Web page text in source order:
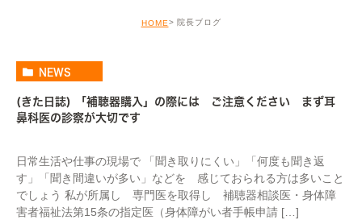
HOME 院長ブログ
NEWS
(きた日誌) 「補聴器購入」の際には ご注意ください まず耳
鼻科医の診察が大切です
日常生活や仕事の現場で 「聞き取りにくい」「何度も聞き返
す」「聞き間違いが多い」などを 感じておられる方は多いこと
でしょう 私が所属し 専門医を取得し 補聴器相談医・身体障
害者福祉法第15条の指定医（身体障がい者手帳申請 […]